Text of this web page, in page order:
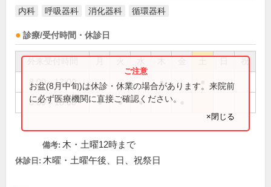
内科 呼吸器科 消化器科 循環器科
診療/受付時間・休診日
祝
8:00～12:00 ●
8:00～18:00 ● ● ●
お盆(8月中旬)は休診・休業の場合があります。来院前
に必ず医療機関に直接ご確認ください。
×閉じる
備考: 木・土曜12時まで
休診日: 木曜・土曜午後、日、祝祭日